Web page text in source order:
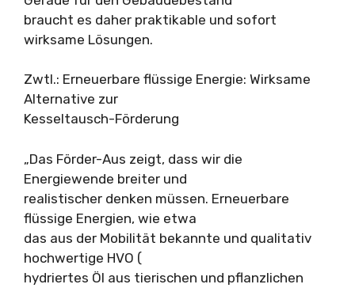
braucht es daher praktikable und sofort
wirksame Lösungen.
Zwtl.: Erneuerbare flüssige Energie: Wirksame
Alternative zur
Kesseltausch-Förderung
„Das Förder-Aus zeigt, dass wir die
Energiewende breiter und
realistischer denken müssen. Erneuerbare
flüssige Energien, wie etwa
das aus der Mobilität bekannte und qualitativ
hochwertige HVO (
hydriertes Öl aus tierischen und pflanzlichen